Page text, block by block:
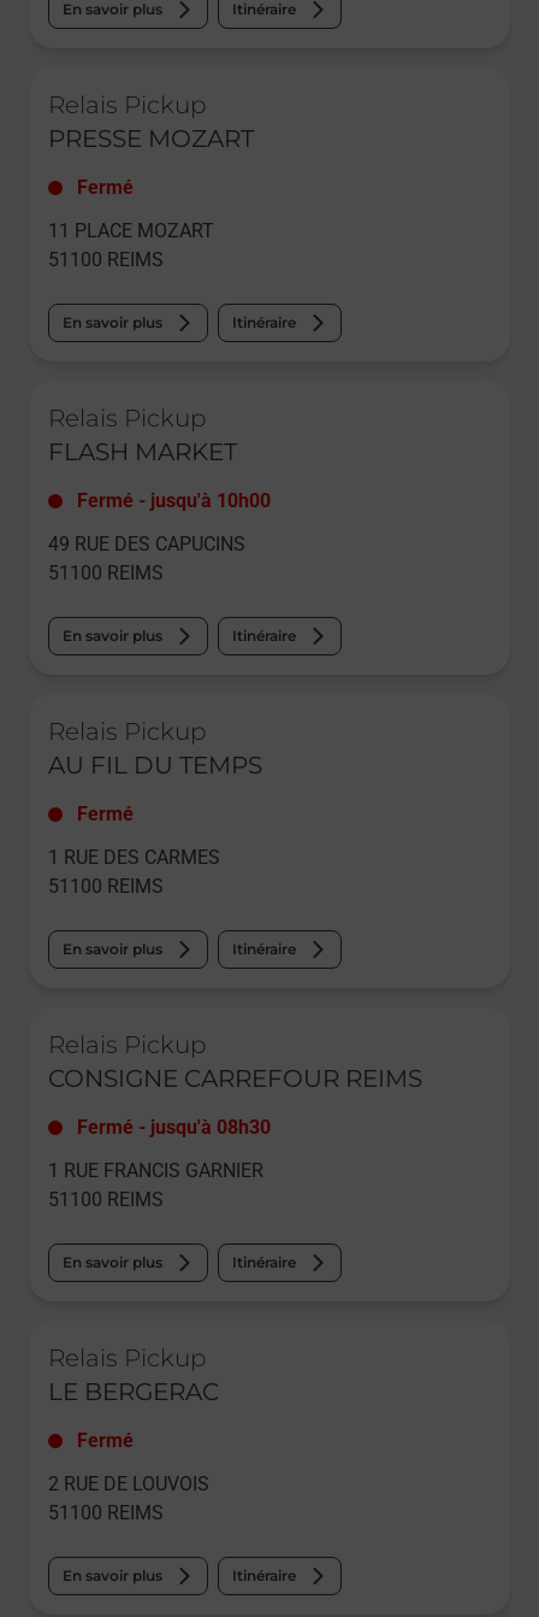
En savoir plus Itinéraire
Relais Pickup
PRESSE MOZART
Fermé
11 PLACE MOZART
51100 REIMS
En savoir plus Itinéraire
Relais Pickup
FLASH MARKET
Fermé - jusqu'à 10h00
49 RUE DES CAPUCINS
51100 REIMS
En savoir plus Itinéraire
Relais Pickup
AU FIL DU TEMPS
Fermé
1 RUE DES CARMES
51100 REIMS
En savoir plus Itinéraire
Relais Pickup
CONSIGNE CARREFOUR REIMS
Fermé - jusqu'à 08h30
1 RUE FRANCIS GARNIER
51100 REIMS
En savoir plus Itinéraire
Relais Pickup
LE BERGERAC
Fermé
2 RUE DE LOUVOIS
51100 REIMS
En savoir plus Itinéraire